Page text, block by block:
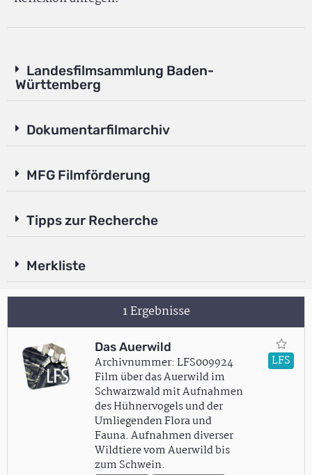
Landesfilmsammlung Baden-
Württemberg
Dokumentarfilmarchiv
MFG Filmförderung
Tipps zur Recherche
Merkliste
1 Ergebnisse
Das Auerwild
Archivnummer: LFS009924
Film über das Auerwild im
Schwarzwald mit Aufnahmen
des Hühnervogels und der
Umliegenden Flora und
Fauna. Aufnahmen diverser
Wildtiere vom Auerwild bis
zum Schwein.
LFS